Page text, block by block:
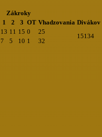
Zákroky
1 2 3 OT Vhadzovania Divákov
13 11 15 0 25
15134
7 5 10 1 32